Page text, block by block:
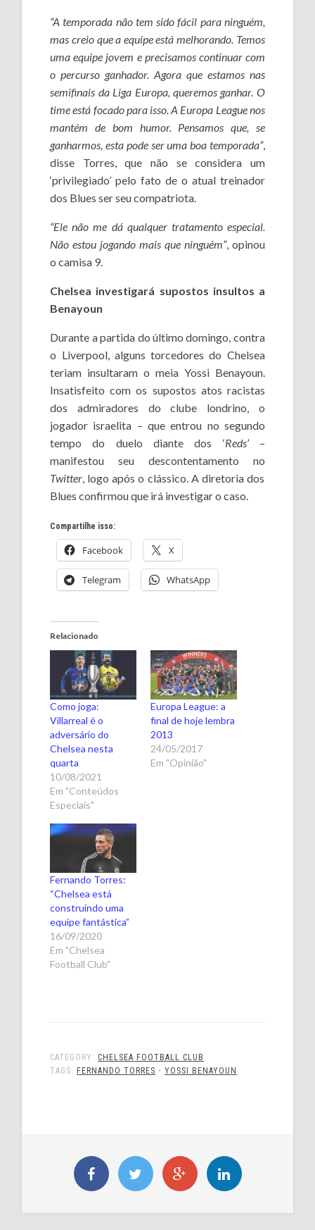
“A temporada não tem sido fácil para ninguém,
mas creio que a equipe está melhorando. Temos
uma equipe jovem e precisamos continuar com
o percurso ganhador. Agora que estamos nas
semifinais da Liga Europa, queremos ganhar. O
time está focado para isso. A Europa League nos
mantém de bom humor. Pensamos que, se
ganharmos, esta pode ser uma boa temporada”,
disse Torres, que não se considera um
‘privilegiado’ pelo fato de o atual treinador
dos Blues ser seu compatriota.
“Ele não me dá qualquer tratamento especial.
Não estou jogando mais que ninguém”, opinou
o camisa 9.
Chelsea investigará supostos insultos a
Benayoun
Durante a partida do último domingo, contra
o Liverpool, alguns torcedores do Chelsea
teriam insultaram o meia Yossi Benayoun.
Insatisfeito com os supostos atos racistas
dos admiradores do clube londrino, o
jogador israelita – que entrou no segundo
tempo do duelo diante dos ‘Reds’–
manifestou seu descontentamento no
Twitter , logo após o clássico. A diretoria dos
Blues confirmou que irá investigar o caso.
Compartilhe isso:
Facebook X
Telegram WhatsApp
Relacionado
Como joga:
Villarreal é o
adversário do
Chelsea nesta
quarta
10/08/2021
Em "Conteúdos
Especiais"
Europa League: a
final de hoje lembra
2013
24/05/2017
Em "Opinião"
Fernando Torres:
“Chelsea está
construindo uma
equipe fantástica”
16/09/2020
Em "Chelsea
Football Club"
CATEGORY: CHELSEA FOOTBALL CLUB
TAGS: FERNANDO TORRES •YOSSI BENAYOUN